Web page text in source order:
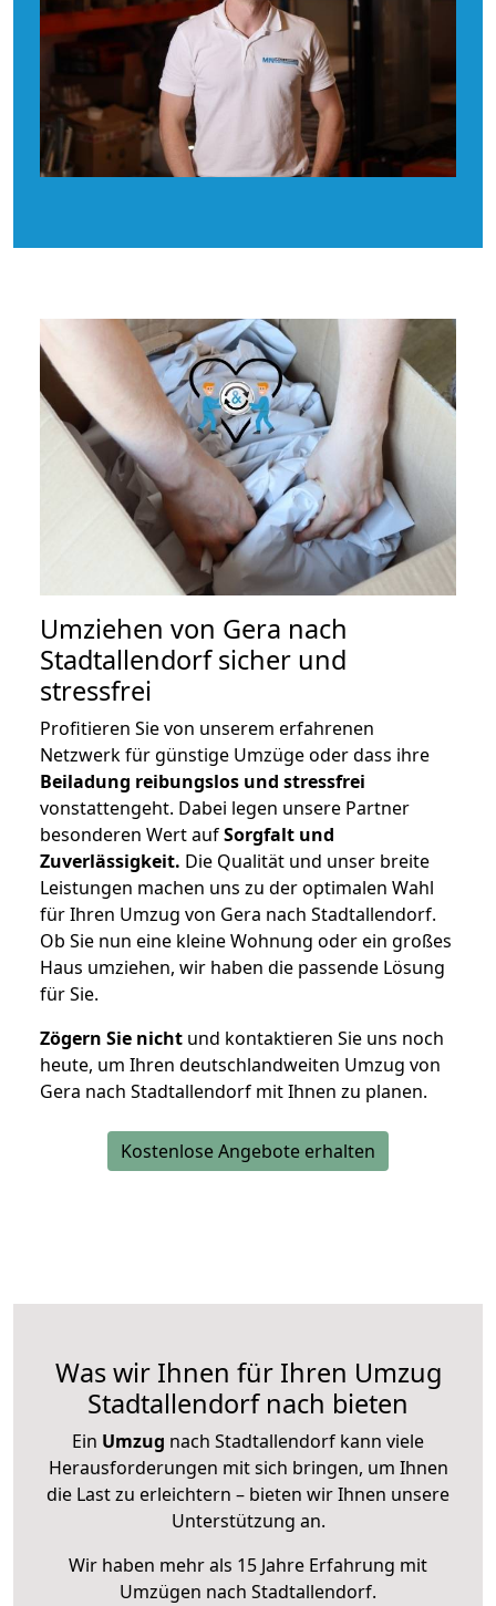
Umziehen von Gera nach
Stadtallendorfsicher und
stressfrei
Profitieren Sie von unserem erfahrenen
Netzwerk für günstige Umzüge oder dass ihre
Beiladung reibungslos und stressfrei
vonstattengeht. Dabei legen unsere Partner
besonderen Wert aufSorgfalt und
Zuverlässigkeit. Die Qualität und unser breite
Leistungen machen uns zu der optimalen Wahl
für Ihren Umzug von Gera nach Stadtallendorf.
Ob Sie nun eine kleine Wohnung oder ein großes
Haus umziehen, wir haben die passende Lösung
für Sie.
Zögern Sie nicht und kontaktieren Sie uns noch
heute, um Ihren deutschlandweiten Umzug von
Gera nach Stadtallendorf mit Ihnen zu planen.
Kostenlose Angebote erhalten
Was wir Ihnen für Ihren Umzug
Stadtallendorf nach bieten
Ein Umzug nach Stadtallendorf kann viele
Herausforderungen mit sich bringen, um Ihnen
die Last zu erleichtern – bieten wir Ihnen unsere
Unterstützung an.
Wir haben mehr als 15 Jahre Erfahrung mit
Umzügen nach Stadtallendorf.